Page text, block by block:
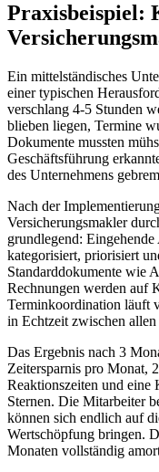
Praxisbeispiel:
Ein mittelständisches
einer typischen
verschlang 4-5 Stunden
blieben liegen, Termine
Dokumente mussten
Geschäftsführung
des Unternehmens
Nach der
Versicherungsmakler
grundlegend:
kategorisiert, priorisiert
Standarddokumente wie
Rechnungen werden auf
Terminkoordination läuft
in Echtzeit zwischen
Das Ergebnis nach 3
Zeitersparnis pro Monat,
Reaktionszeiten und
Sternen. Die Mitarbeiter
können sich endlich auf
Wertschöpfung bringen.
Monaten vollständig